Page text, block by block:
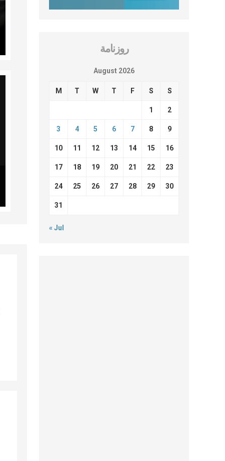
روزنامة
August 2026
M T W T F S S
1 2
3 4 5 6 7 8 9
10 11 12 13 14 15 16
17 18 19 20 21 22 23
24 25 26 27 28 29 30
31
« Jul